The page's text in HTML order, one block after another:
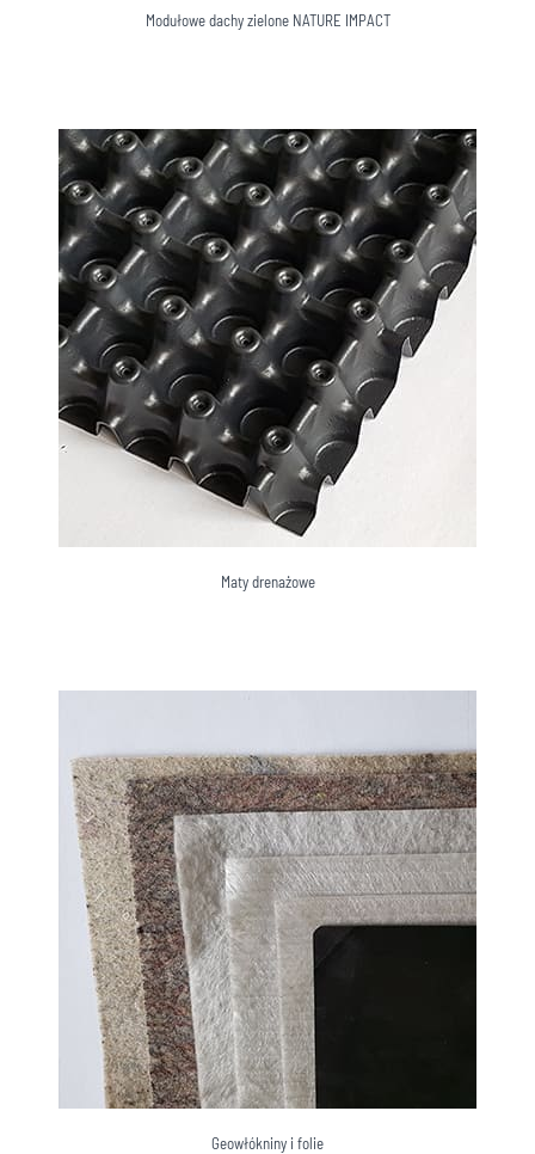
Modułowe dachy zielone NATURE IMPACT
Maty drenażowe
Geowłókniny i folie